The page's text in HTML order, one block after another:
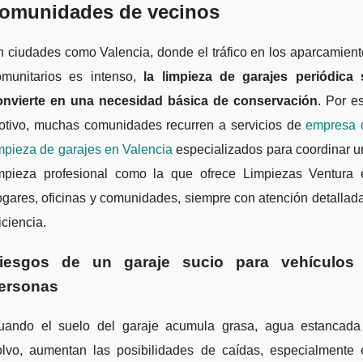
de vecinos
ciudades como Valencia, donde el tráfico en los
es intenso,
la limpieza de garajes periódica
en una necesidad básica de conservación. Por
muchas comunidades recurren a servicios deempresa
de garajes en Valencia especializados para coordinar
profesional como la que ofrece Limpiezas Ventura
oficinas y comunidades, siempre con atención
de un garaje sucio para vehículos
el suelo del garaje acumula grasa, agua
aumentan las posibilidades de caídas, especialmente